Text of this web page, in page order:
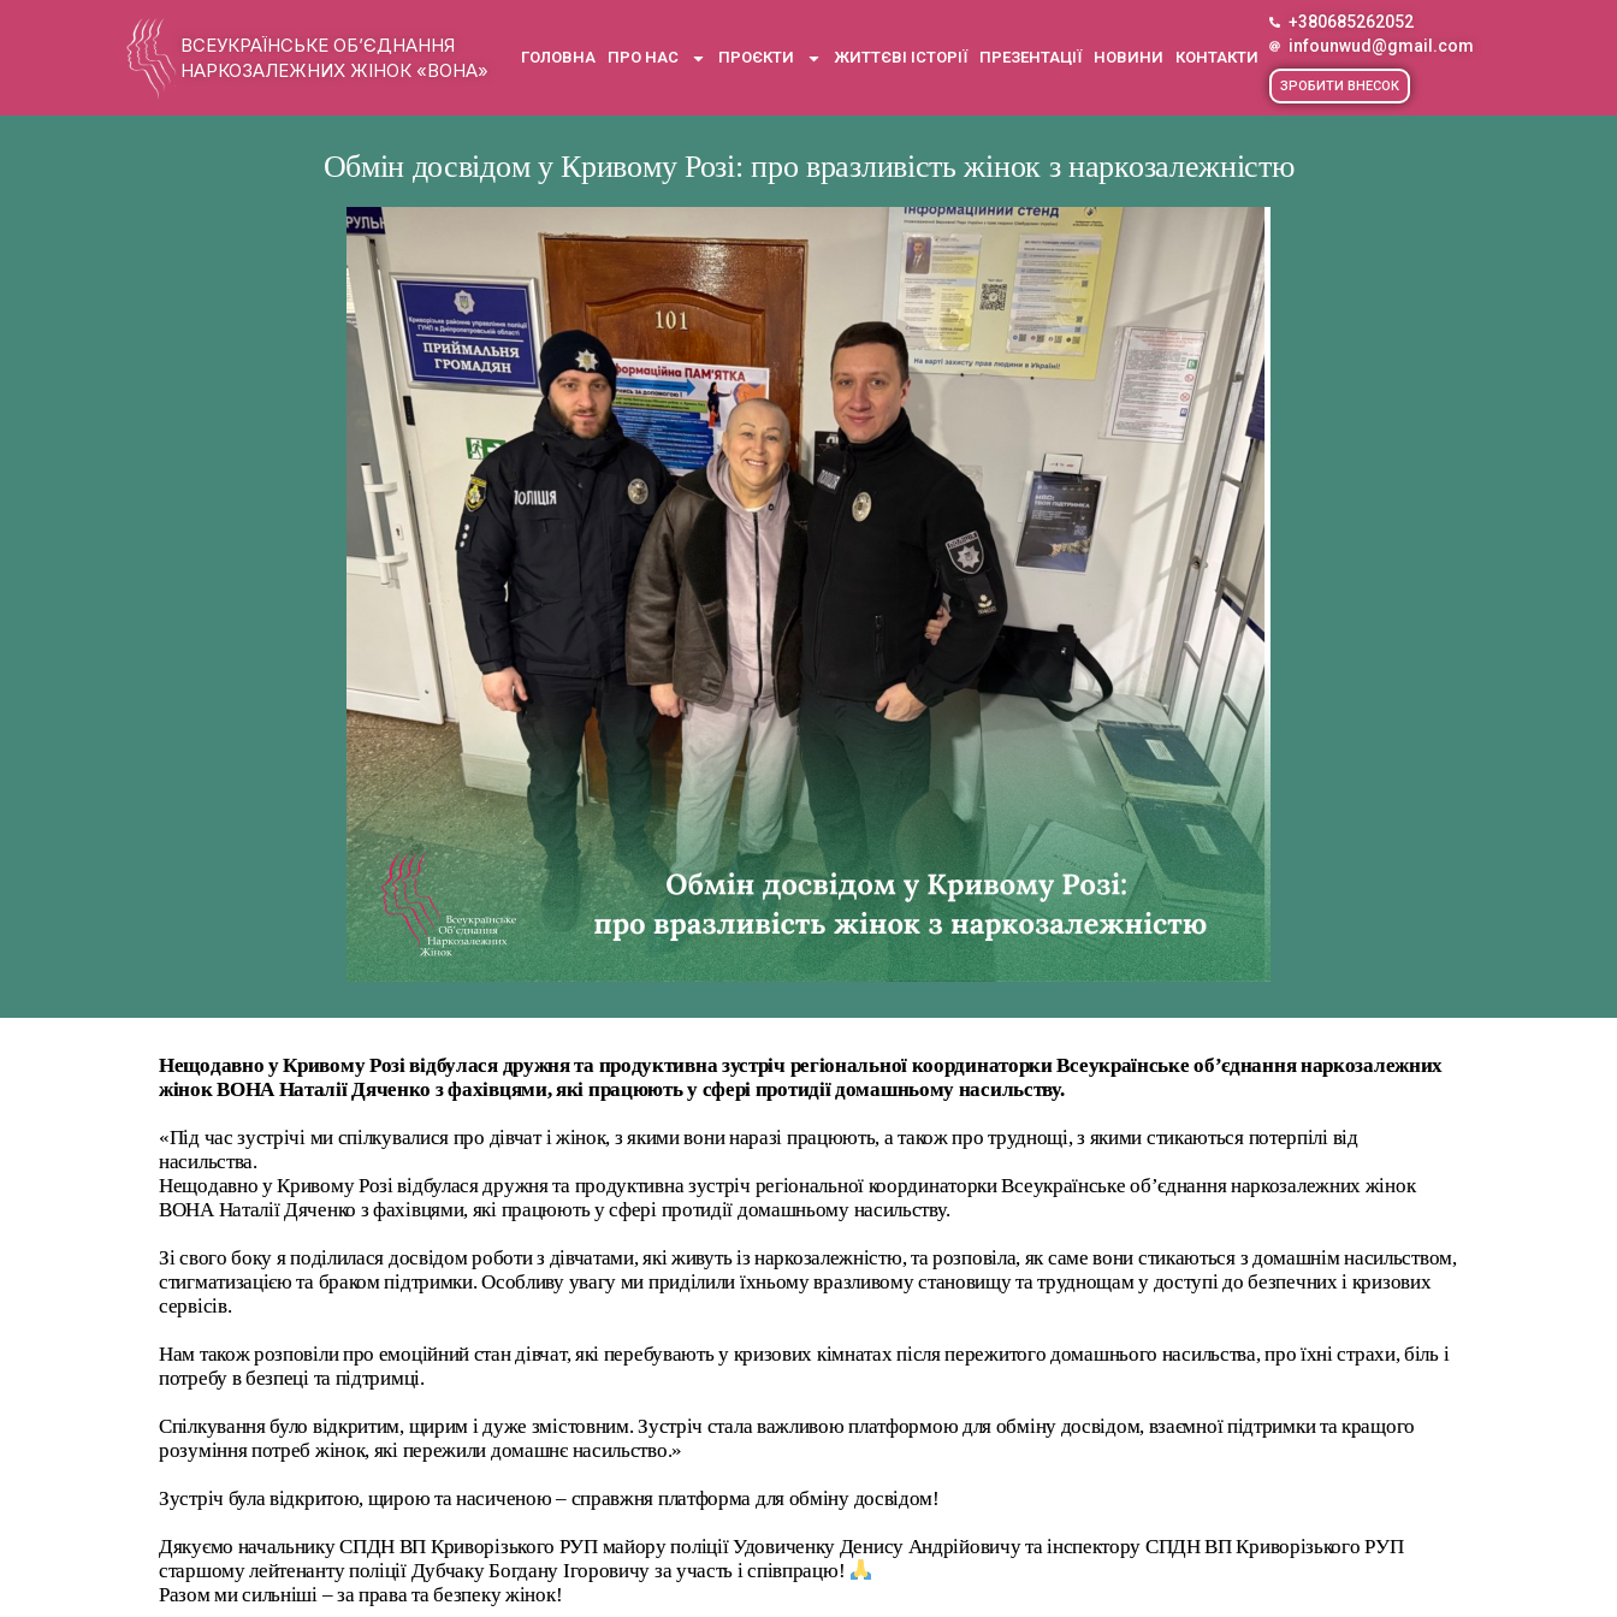
ВСЕУКРАЇНСЬКЕ ОБ’ЄДНАННЯ
НАРКОЗАЛЕЖНИХ ЖІНОК «ВОНА»
ГОЛОВНА ПРО НАС ПРОЄКТИ ЖИТТЄВІ ІСТОРІЇ ПРЕЗЕНТАЦІЇ НОВИНИ КОНТАКТИ
+380685262052
infounwud@gmail.com
ЗРОБИТИ ВНЕСОК
Обмін досвідом у Кривому Розі: про вразливість жінок з наркозалежністю
Нещодавно у Кривому Розі відбулася дружня та продуктивна зустріч регіональної координаторки Всеукраїнське об’єднання наркозалежних
жінок ВОНА Наталії Дяченко з фахівцями, які працюють у сфері протидії домашньому насильству.
«Під час зустрічі ми спілкувалися про дівчат і жінок, з якими вони наразі працюють, а також про труднощі, з якими стикаються потерпілі від
насильства.
Нещодавно у Кривому Розі відбулася дружня та продуктивна зустріч регіональної координаторки Всеукраїнське об’єднання наркозалежних жінок
ВОНА Наталії Дяченко з фахівцями, які працюють у сфері протидії домашньому насильству.
Зі свого боку я поділилася досвідом роботи з дівчатами, які живуть із наркозалежністю, та розповіла, як саме вони стикаються з домашнім насильством,
стигматизацією та браком підтримки. Особливу увагу ми приділили їхньому вразливому становищу та труднощам у доступі до безпечних і кризових
сервісів.
Нам також розповіли про емоційний стан дівчат, які перебувають у кризових кімнатах після пережитого домашнього насильства, про їхні страхи, біль і
потребу в безпеці та підтримці.
Спілкування було відкритим, щирим і дуже змістовним. Зустріч стала важливою платформою для обміну досвідом, взаємної підтримки та кращого
розуміння потреб жінок, які пережили домашнє насильство.»
Зустріч була відкритою, щирою та насиченою – справжня платформа для обміну досвідом!
Дякуємо начальнику СПДН ВП Криворізького РУП майору поліції Удовиченку Денису Андрійовичу та інспектору СПДН ВП Криворізького РУП
старшому лейтенанту поліції Дубчаку Богдану Ігоровичу за участь і співпрацю!
Разом ми сильніші – за права та безпеку жінок!